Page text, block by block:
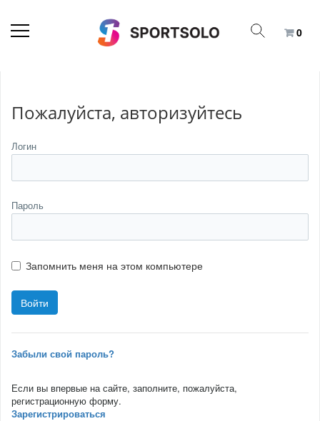
0
Пожалуйста, авторизуйтесь
Логин
Пароль
Запомнить меня на этом компьютере
Забыли свой пароль?
Если вы впервые на сайте, заполните, пожалуйста,
регистрационную форму.
Зарегистрироваться